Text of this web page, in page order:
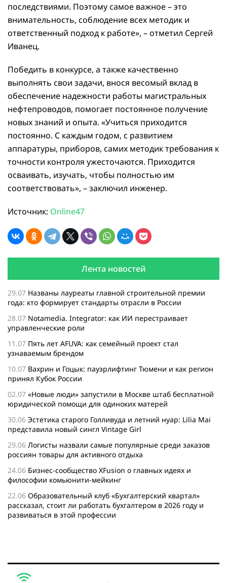
последствиями. Поэтому самое важное – это
внимательность, соблюдение всех методик и
ответственный подход к работе», – отметил Сергей
Иванец.
Победить в конкурсе, а также качественно
выполнять свои задачи, внося весомый вклад в
обеспечение надежности работы магистральных
нефтепроводов, помогает постоянное получение
новых знаний и опыта. «Учиться приходится
постоянно. С каждым годом, с развитием
аппаратуры, приборов, самих методик требования к
точности контроля ужесточаются. Приходится
осваивать, изучать, чтобы полностью им
соответствовать», – заключил инженер.
Источник: Online47
Лента новостей
29.07 Названы лауреаты главной строительной премии
года: кто формирует стандарты отрасли в России
28.07 Notamedia. Integrator: как ИИ перестраивает
управленческие роли
11.07 Пять лет AFUVA: как семейный проект стал
узнаваемым брендом
10.07 Вахрин и Гоцык: пауэрлифтинг Тюмени и как регион
принял Кубок России
02.07 «Новые люди» запустили в Москве штаб бесплатной
юридической помощи для одиноких матерей
30.06 Эстетика старого Голливуда и летний нуар: Lilia Mai
представила новый сингл Vintage Girl
29.06 Логисты назвали самые популярные среди заказов
россиян товары для активного отдыха
24.06 Бизнес-сообщество XFusion о главных идеях и
философии комьюнити-мейкинг
22.06 Образовательный клуб «Бухгалтерский квартал»
рассказал, стоит ли работать бухгалтером в 2026 году и
развиваться в этой профессии
бизнесу нужен ребрендинг для роста компании
26.05Инновационное десятилетие России: бизнес, власть